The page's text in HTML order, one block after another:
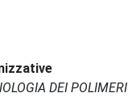
DEI POLIMERI